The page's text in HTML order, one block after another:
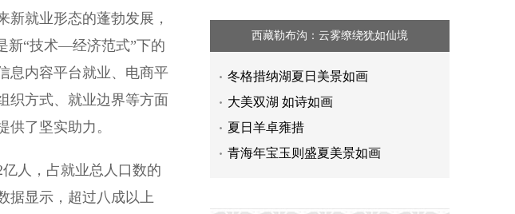
就业形态的蓬勃发展，
新“技术—经济范式”下的
息内容平台就业、电商平
织方式、就业边界等方面
了坚实助力。
人，占就业总人口数的
据显示，超过八成以上
西藏勒布沟：云雾缭绕犹如仙境
冬格措纳湖夏日美景如画
大美双湖 如诗如画
夏日羊卓雍措
青海年宝玉则盛夏美景如画